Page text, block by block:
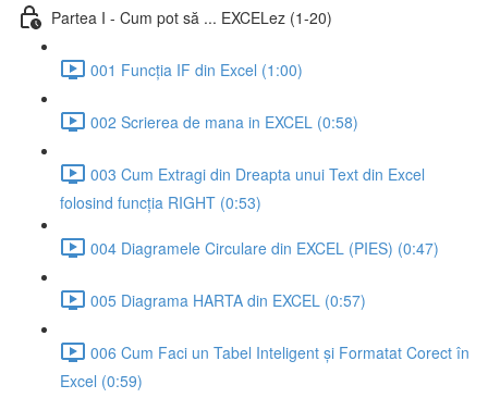
Partea I - Cum pot să ... EXCELez (1-20)
001 Funcția IF din Excel (1:00)
002 Scrierea de mana in EXCEL (0:58)
003 Cum Extragi din Dreapta unui Text din Excel
folosind funcția RIGHT (0:53)
004 Diagramele Circulare din EXCEL (PIES) (0:47)
005 Diagrama HARTA din EXCEL (0:57)
006 Cum Faci un Tabel Inteligent și Formatat Corect în
Excel (0:59)